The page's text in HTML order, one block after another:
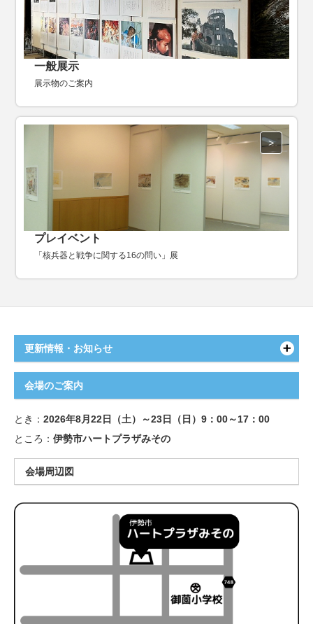
一般展示
展示物のご案内
プレイベント
「核兵器と戦争に関する16の問い」展
更新情報・お知らせ
会場のご案内
とき： 2026年8月22日（土）～23日（日）9：00～17：00
ところ： 伊勢市ハートプラザみその
会場周辺図